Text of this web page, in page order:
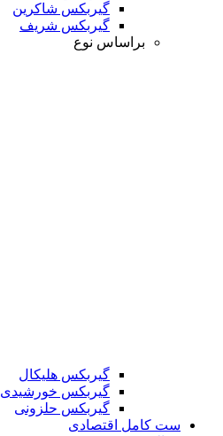
گیربکس شاکرین
گیربکس شریف
براساس نوع
گیربکس هلیکال
گیربکس خورشیدی
گیربکس حلزونی
ست کامل اقتصادی